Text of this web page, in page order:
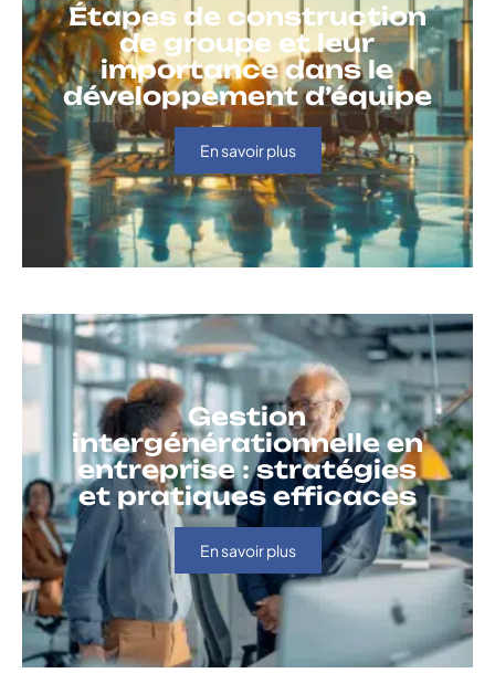
Étapes de construction
de groupe et leur
importance dans le
développement d’équipe
En savoir plus
Gestion
intergénérationnelle en
entreprise : stratégies
et pratiques efficaces
En savoir plus